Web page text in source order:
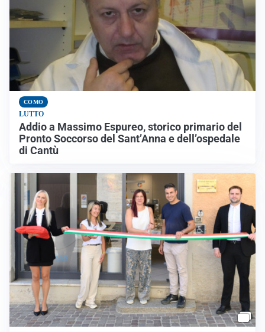
COMO
LUTTO
Addio a Massimo Espureo, storico primario del
Pronto Soccorso del Sant’Anna e dell’ospedale
di Cantù